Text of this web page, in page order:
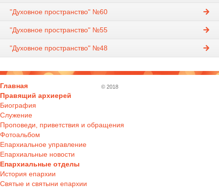
"Духовное пространство" №60
"Духовное пространство" №55
"Духовное пространство" №48
Главная
Правящий архиерей
Биография
Служение
Проповеди, приветствия и обращения
Фотоальбом
Епархиальное управление
Епархиальные новости
Епархиальные отделы
История епархии
Святые и святыни епархии
© 2018